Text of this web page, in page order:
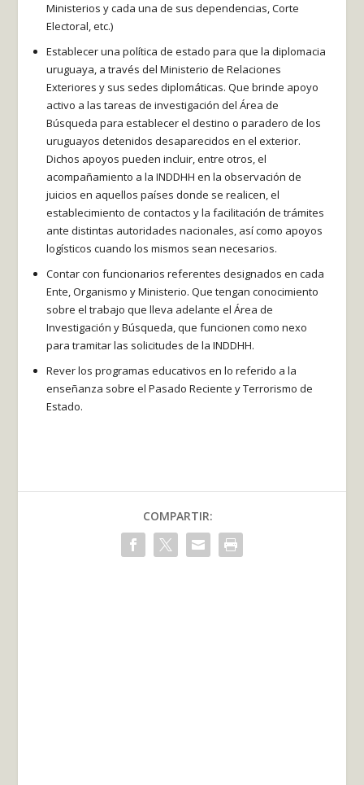
Ministerios y cada una de sus dependencias, Corte
Electoral, etc.)
Establecer una política de estado para que la diplomacia
uruguaya, a través del Ministerio de Relaciones
Exteriores y sus sedes diplomáticas. Que brinde apoyo
activo a las tareas de investigación del Área de
Búsqueda para establecer el destino o paradero de los
uruguayos detenidos desaparecidos en el exterior.
Dichos apoyos pueden incluir, entre otros, el
acompañamiento a la INDDHH en la observación de
juicios en aquellos países donde se realicen, el
establecimiento de contactos y la facilitación de trámites
ante distintas autoridades nacionales, así como apoyos
logísticos cuando los mismos sean necesarios.
Contar con funcionarios referentes designados en cada
Ente, Organismo y Ministerio. Que tengan conocimiento
sobre el trabajo que lleva adelante el Área de
Investigación y Búsqueda, que funcionen como nexo
para tramitar las solicitudes de la INDDHH.
Rever los programas educativos en lo referido a la
enseñanza sobre el Pasado Reciente y Terrorismo de
Estado.
COMPARTIR: